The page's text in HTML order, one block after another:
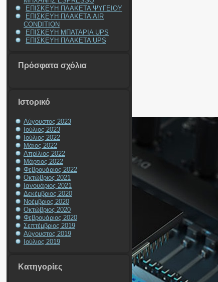
ΕΠΙΣΚΕΥΗ ΠΛΑΚΕΤΑ ΨΥΓΕΙΟΥ
ΕΠΙΣΚΕΥΗ ΠΛΑΚΕΤΑ AIR
CONDITION
ΕΠΙΣΚΕΥΗ ΜΠΑΤΑΡΙΑ UPS
ΕΠΙΣΚΕΥΗ ΠΛΑΚΕΤΑ UPS
Πρόσφατα σχόλια
Ιστορικό
Αύγουστος 2023
Ιούλιος 2023
Ιούλιος 2022
Μάιος 2022
Απρίλιος 2022
Μάρτιος 2022
Φεβρουάριος 2022
Οκτώβριος 2021
Ιανουάριος 2021
Δεκέμβριος 2020
Νοέμβριος 2020
Οκτώβριος 2020
Φεβρουάριος 2020
Σεπτέμβριος 2019
Αύγουστος 2019
Ιούλιος 2019
Kατηγορίες